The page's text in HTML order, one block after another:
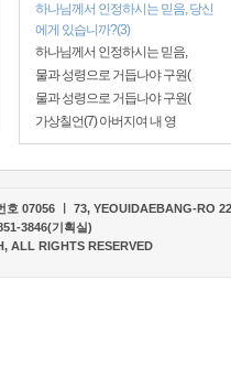
하나님께서 인정하시는 믿음, 당신
에게 있습니까?(3)
하나님께서 인정하시는 믿음,
물과 성령으로 거듭나야 구원(
물과 성령으로 거듭나야 구원(
가상칠언(7) 아버지여 내 영
호 07056 ㅣ 73, YEOUIDAEBANG-RO
3846(기획실)
ALL RIGHTS RESERVED